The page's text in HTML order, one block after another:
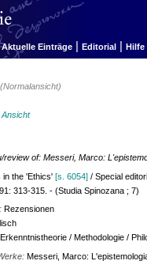
Aktuelle Einträge | Editorial | Hilfe
Ansicht
review of: Messeri, Marco:
in the 'Ethics'[s. 6054] / Special
313-315. - (Studia Spinozana ; 7)
Rezensionen
Erkenntnistheorie / Methodologie /
Messeri, Marco: